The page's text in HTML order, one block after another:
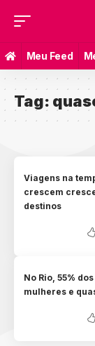
Meu Feed
Tag:
Viagens na
crescem
destinos
No Rio, 55%
mulheres e